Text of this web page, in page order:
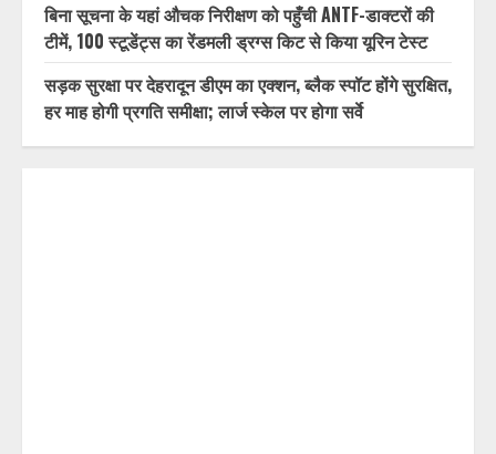
बिना सूचना के यहां औचक निरीक्षण को पहुँची ANTF-डाक्टरों की
टीमें, 100 स्टूडेंट्स का रेंडमली ड्रग्स किट से किया यूरिन टेस्ट
सड़क सुरक्षा पर देहरादून डीएम का एक्शन, ब्लैक स्पॉट होंगे सुरक्षित,
हर माह होगी प्रगति समीक्षा; लार्ज स्केल पर होगा सर्वे